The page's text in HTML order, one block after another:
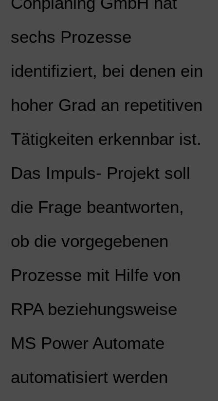
sechs Prozesse
identifiziert, bei denen ein
hoher Grad an repetitiven
Tätigkeiten erkennbar ist.
Das Impuls- Projekt soll
die Frage beantworten,
ob die vorgegebenen
Prozesse mit Hilfe von
RPA beziehungsweise
MS Power Automate
automatisiert werden